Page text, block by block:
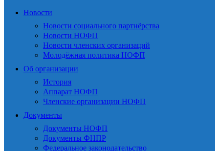
Новости
Новости социального партнёрства
Новости НОФП
Новости членских организаций
Молодёжная политика НОФП
Об организации
История
Аппарат НОФП
Членские организации НОФП
Документы
Документы НОФП
Документы ФНПР
Федеральное законодательство